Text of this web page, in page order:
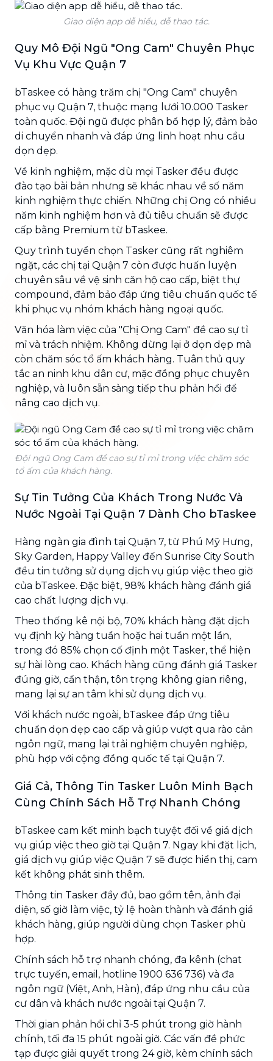
Giao diện app dễ hiểu, dễ thao tác.
Quy Mô Đội Ngũ "Ong Cam" Chuyên Phục
Vụ Khu Vực Quận 7
bTaskee có hàng trăm chị "Ong Cam" chuyên
phục vụ Quận 7, thuộc mạng lưới 10.000 Tasker
toàn quốc. Đội ngũ được phân bổ hợp lý, đảm bảo
di chuyển nhanh và đáp ứng linh hoạt nhu cầu
dọn dẹp.
Về kinh nghiệm, mặc dù mọi Tasker đều được
đào tạo bài bản nhưng sẽ khác nhau về số năm
kinh nghiệm thực chiến. Những chị Ong có nhiều
năm kinh nghiệm hơn và đủ tiêu chuẩn sẽ được
cấp bằng Premium từ bTaskee.
Quy trình tuyển chọn Tasker cũng rất nghiêm
ngặt, các chị tại Quận 7 còn được huấn luyện
chuyên sâu về vệ sinh căn hộ cao cấp, biệt thự
compound, đảm bảo đáp ứng tiêu chuẩn quốc tế
khi phục vụ nhóm khách hàng ngoại quốc.
Văn hóa làm việc của "Chị Ong Cam" đề cao sự tỉ
mỉ và trách nhiệm. Không dừng lại ở dọn dẹp mà
còn chăm sóc tổ ấm khách hàng. Tuân thủ quy
tắc an ninh khu dân cư, mặc đồng phục chuyên
nghiệp, và luôn sẵn sàng tiếp thu phản hồi để
nâng cao dịch vụ.
Đội ngũ Ong Cam đề cao sự tỉ mỉ trong việc chăm sóc
tổ ấm của khách hàng.
Sự Tin Tưởng Của Khách Trong Nước Và
Nước Ngoài Tại Quận 7 Dành Cho bTaskee
Hàng ngàn gia đình tại Quận 7, từ Phú Mỹ Hưng,
Sky Garden, Happy Valley đến Sunrise City South
đều tin tưởng sử dụng dịch vụ giúp việc theo giờ
của bTaskee. Đặc biệt, 98% khách hàng đánh giá
cao chất lượng dịch vụ.
Theo thống kê nội bộ, 70% khách hàng đặt dịch
vụ định kỳ hàng tuần hoặc hai tuần một lần,
trong đó 85% chọn cố định một Tasker, thể hiện
sự hài lòng cao. Khách hàng cũng đánh giá Tasker
đúng giờ, cẩn thận, tôn trọng không gian riêng,
mang lại sự an tâm khi sử dụng dịch vụ.
Với khách nước ngoài, bTaskee đáp ứng tiêu
chuẩn dọn dẹp cao cấp và giúp vượt qua rào cản
ngôn ngữ, mang lại trải nghiệm chuyên nghiệp,
phù hợp với cộng đồng quốc tế tại Quận 7.
Giá Cả, Thông Tin Tasker Luôn Minh Bạch
Cùng Chính Sách Hỗ Trợ Nhanh Chóng
bTaskee cam kết minh bạch tuyệt đối về giá dịch
vụ giúp việc theo giờ tại Quận 7. Ngay khi đặt lịch,
giá dịch vụ giúp việc Quận 7 sẽ được hiển thị, cam
kết không phát sinh thêm.
Thông tin Tasker đầy đủ, bao gồm tên, ảnh đại
diện, số giờ làm việc, tỷ lệ hoàn thành và đánh giá
khách hàng, giúp người dùng chọn Tasker phù
hợp.
Chính sách hỗ trợ nhanh chóng, đa kênh (chat
trực tuyến, email, hotline 1900 636 736) và đa
ngôn ngữ (Việt, Anh, Hàn), đáp ứng nhu cầu của
cư dân và khách nước ngoài tại Quận 7.
Thời gian phản hồi chỉ 3-5 phút trong giờ hành
chính, tối đa 15 phút ngoài giờ. Các vấn đề phức
tạp được giải quyết trong 24 giờ, kèm chính sách